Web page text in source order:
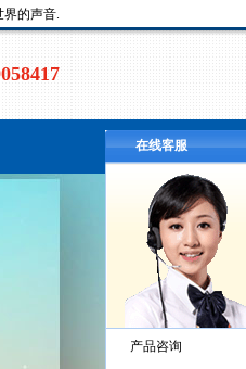
的声音.
在线客服
产品咨询